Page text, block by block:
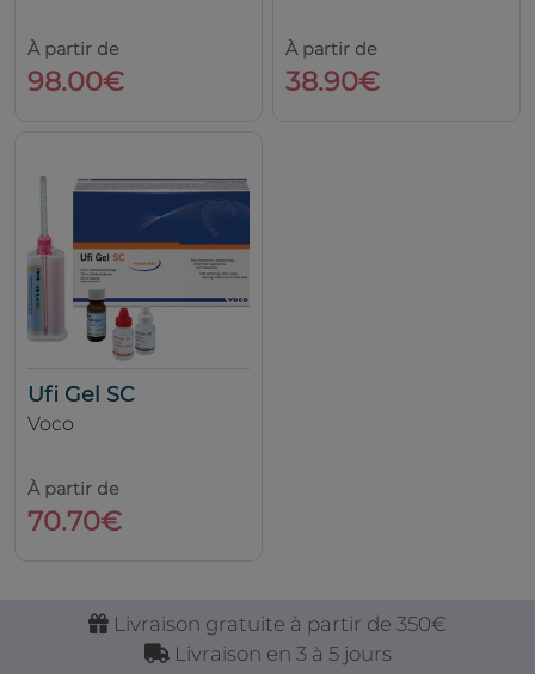
À partir de
98.00€
À partir de
38.90€
Ufi Gel SC
Voco
À partir de
70.70€
Livraison gratuite à partir de 350€
Livraison en 3 à 5 jours